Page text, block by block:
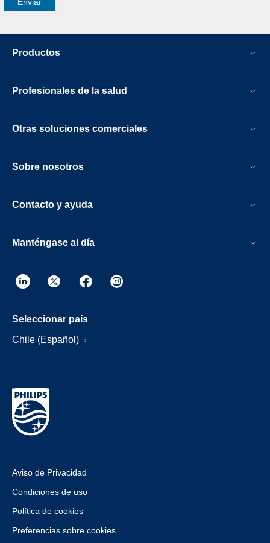
Productos
Profesionales de la salud
Otras soluciones comerciales
Sobre nosotros
Contacto y ayuda
Manténgase al día
Seleccionar país
Chile (Español)
Aviso de Privacidad
Condiciones de uso
Política de cookies
Preferencias sobre cookies